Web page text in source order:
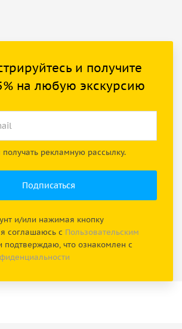
и получите
на любую экскурсию
получать рекламную рассылку.
и/или нажимая кнопку
соглашаюсь с Пользовательским
подтверждаю, что ознакомлен с